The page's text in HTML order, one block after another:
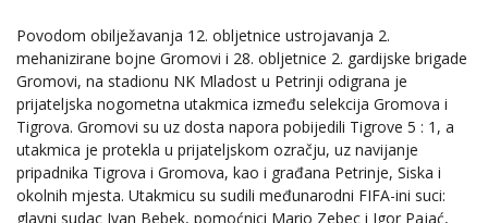
Povodom obilježavanja 12. obljetnice ustrojavanja 2.
mehanizirane bojne Gromovi i 28. obljetnice 2. gardijske brigade
Gromovi, na stadionu NK Mladost u Petrinji odigrana je
prijateljska nogometna utakmica između selekcija Gromova i
Tigrova. Gromovi su uz dosta napora pobijedili Tigrove 5 : 1, a
utakmica je protekla u prijateljskom ozračju, uz navijanje
pripadnika Tigrova i Gromova, kao i građana Petrinje, Siska i
okolnih mjesta. Utakmicu su sudili međunarodni FIFA-ini suci:
glavni sudac Ivan Bebek, pomoćnici Mario Zebec i Igor Pajać,